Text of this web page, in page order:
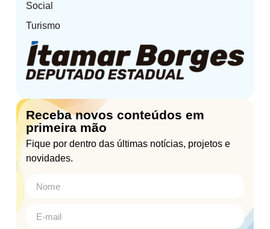
Social
Turismo
Receba novos conteúdos em
primeira mão
Fique por dentro das últimas notícias, projetos e
novidades.